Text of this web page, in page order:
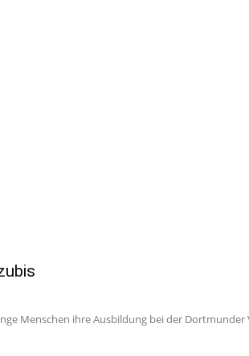
Menschen ihre Ausbildung bei der